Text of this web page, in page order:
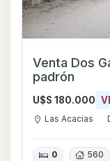
Venta Dos
padrón
U$S 180.000
Las Acacias
0 560